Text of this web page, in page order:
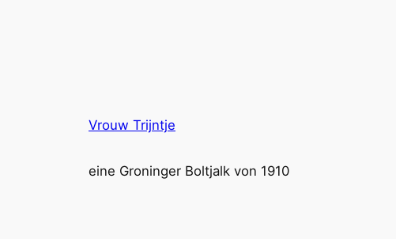
Vrouw Trijntje
eine Groninger Boltjalk von 1910